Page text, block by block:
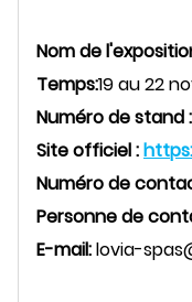
Nom de
Temps:19 au 22
Numéro de stand :
Site officiel :
Numéro de
Personne de
E-mail:lovia-